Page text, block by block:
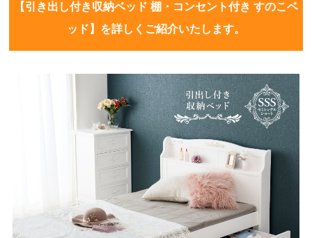
【引き出し付き収納ベッド 棚・コンセント付き すのこベ
ッド】を詳しくご紹介いたします。